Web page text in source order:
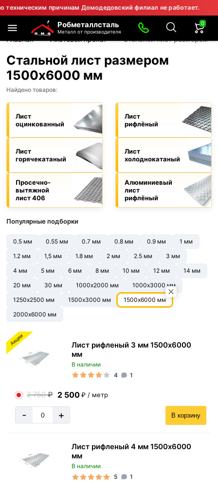
причинам Домодедовский филиал не работает. ⚠
Робметаллсталь
Металл от производителя
0
Главная Листовой прокат Стальной лист размером
Стальной лист размером
1500х6000 мм
Найдено товаров:
Лист
оцинкованный
Лист
рифлёный
Лист
горячекатаный
Лист
холоднокатаный
Просечно-
вытяжной
лист 406
Алюминиевый
лист
рифлёный
Популярные подборки
0.5 мм 0.55 мм 0.7 мм 0.8 мм 0.9 мм
1 мм
1.2 мм
1,5 мм 1.8 мм 2 мм 2.5 мм
3 мм
4 мм
5 мм 6 мм 8 мм 10 мм 12 мм
14 мм
20 мм
30 мм 1000х2000 мм
1000х3000 мм
1250х2500 мм
1500х3000 мм
1500х6000 мм
2000х6000 мм
Акции
Лист рифленый 3 мм 1500х6000
мм
В наличии
4
1
2 750₽ 2 500 ₽ / метр
- + В корзину
Лист рифленый 4 мм 1500х6000
мм
В наличии
5
1